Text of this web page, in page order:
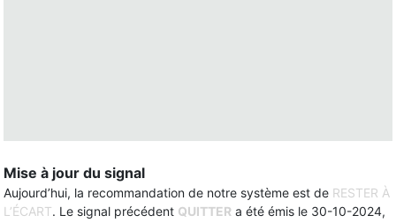
Mise à jour du signal
Aujourd’hui, la recommandation de notre système est de RESTER À
L’ÉCART. Le signal précédent QUITTER a été émis le 30-10-2024,